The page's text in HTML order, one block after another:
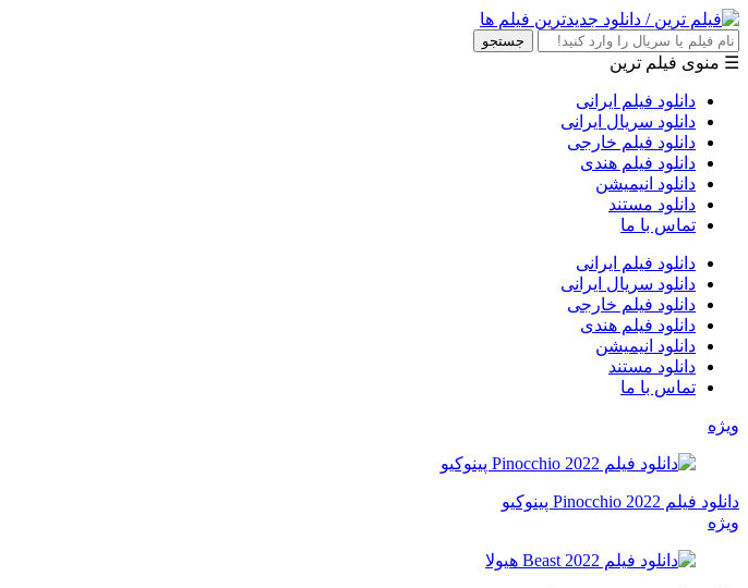
جستجو
☰ منوی فیلم ترین
دانلود فیلم ایرانی
دانلود سریال ایرانی
دانلود فیلم خارجی
دانلود فیلم هندی
دانلود انیمیشن
دانلود مستند
تماس با ما
دانلود فیلم ایرانی
دانلود سریال ایرانی
دانلود فیلم خارجی
دانلود فیلم هندی
دانلود انیمیشن
دانلود مستند
تماس با ما
ویژه
دانلود فیلم Pinocchio 2022 پینوکیو
ویژه